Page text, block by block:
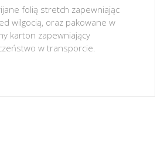
folią stretch zapewniając
wilgocią, oraz pakowane w
karton zapewniający
w transporcie.